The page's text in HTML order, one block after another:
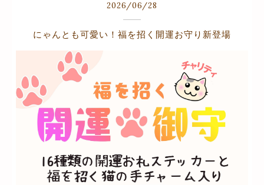
2026/06/28
にゃんとも可愛い！福を招く開運お守り新登場